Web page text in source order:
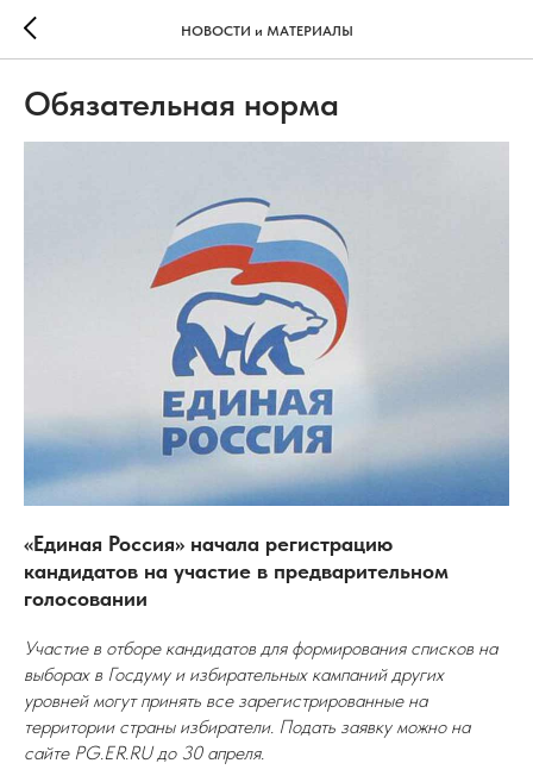
НОВОСТИ и МАТЕРИАЛЫ
Обязательная норма
«Единая Россия» начала регистрацию
кандидатов на участие в предварительном
голосовании
Участие в отборе кандидатов для формирования списков на
выборах в Госдуму и избирательных кампаний других
уровней могут принять все зарегистрированные на
территории страны избиратели. Подать заявку можно на
сайте PG.ER.RU до 30 апреля.